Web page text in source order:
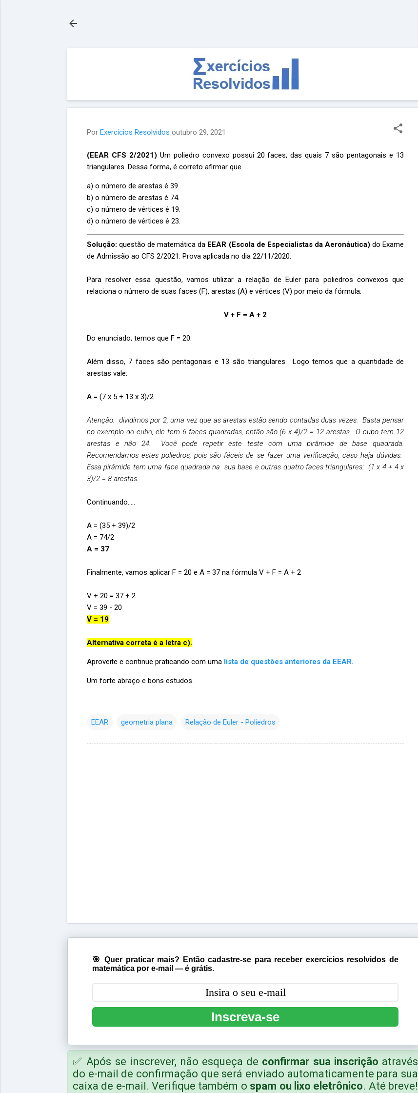
Por Exercícios Resolvidos outubro 29, 2021
(EEAR CFS 2/2021) Um poliedro convexo possui 20 faces, das quais 7 são pentagonais e 13
triangulares. Dessa forma, é correto afirmar que
a) o número de arestas é 39.
b) o número de arestas é 74.
c) o número de vértices é 19.
d) o número de vértices é 23.
Solução:questão de matemática da EEAR (Escola de Especialistas da Aeronáutica) do Exame
de Admissão ao CFS 2/2021. Prova aplicada no dia 22/11/2020.
Para resolver essa questão, vamos utilizar a relação de Euler para poliedros convexos que
relaciona o número de suas faces (F), arestas (A) e vértices (V) por meio da fórmula:
V + F = A + 2
Do enunciado, temos que F = 20.
Além disso, 7 faces são pentagonais e 13 são triangulares. Logo temos que a quantidade de
arestas vale:
A = (7 x 5 + 13 x 3)/2
Atenção: dividimos por 2, uma vez que as arestas estão sendo contadas duas vezes. Basta pensar
no exemplo do cubo, ele tem 6 faces quadradas, então são (6 x 4)/2 = 12 arestas. O cubo tem 12
arestas e não 24. Você pode repetir este teste com uma pirâmide de base quadrada.
Recomendamos estes poliedros, pois são fáceis de se fazer uma verificação, caso haja dúvidas.
Essa pirâmide tem uma face quadrada na sua base e outras quatro faces triangulares: (1 x 4 + 4 x
3)/2 = 8 arestas.
Continuando.....
A = (35 + 39)/2
A = 74/2
A = 37
Finalmente, vamos aplicar F = 20 e A = 37 na fórmula V + F = A + 2
V + 20 = 37 + 2
V = 39 - 20
V = 19
Alternativa correta é a letra c).
Aproveite e continue praticando com uma lista de questões anteriores da EEAR.
Um forte abraço e bons estudos.
EEAR geometria plana Relação de Euler - Poliedros
🎯 Quer praticar mais? Então cadastre-se para receber exercícios resolvidos de
matemática por e-mail — é grátis.
Inscreva-se
✅ Após se inscrever, não esqueça de confirmar sua inscrição através
do e-mail de confirmação que será enviado automaticamente para sua
caixa de e-mail. Verifique também o spam ou lixo eletrônico. Até breve!